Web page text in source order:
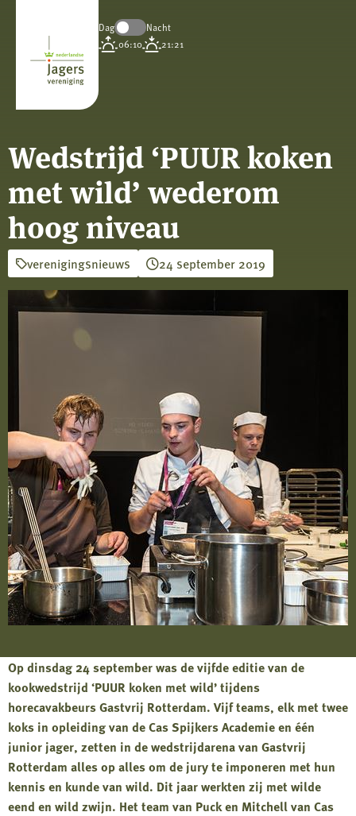
Koninklijke
Nederlandse
Jagersvereniging
Dag
Nacht
06:10
21:21
Wedstrijd ‘PUUR koken
met wild’ wederom
hoog niveau
verenigingsnieuws 24 september 2019
Op dinsdag 24 september was de vijfde editie van de
kookwedstrijd ‘PUUR koken met wild’ tijdens
horecavakbeurs Gastvrij Rotterdam. Vijf teams, elk met twee
koks in opleiding van de Cas Spijkers Academie en één
junior jager, zetten in de wedstrijdarena van Gastvrij
Rotterdam alles op alles om de jury te imponeren met hun
kennis en kunde van wild. Dit jaar werkten zij met wilde
eend en wild zwijn. Het team van Puck en Mitchell van Cas